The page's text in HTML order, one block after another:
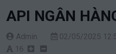
API NGÂN
Admin 02/05/2025
16